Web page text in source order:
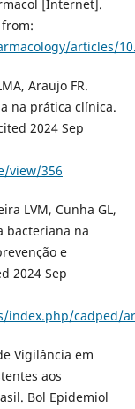
[Internet].
articles/
Araujo FR.
na prática clínica.
2024 Sep
view/356
LVM, Cunha GL,
bacteriana na
e
2024 Sep
index.php/cadped/
Vigilância em
aos
Bol Epidemiol